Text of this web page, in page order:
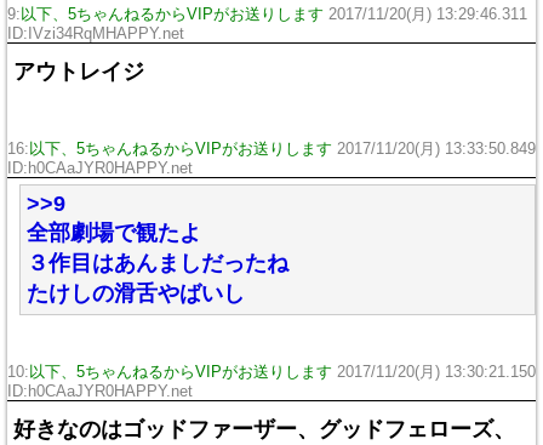
9: 以下、5ちゃんねるからVIPがお送りします 2017/11/20(月) 13:29:46.311
ID:IVzi34RqMHAPPY.net
アウトレイジ
16: 以下、5ちゃんねるからVIPがお送りします 2017/11/20(月) 13:33:50.849
ID:h0CAaJYR0HAPPY.net
>>9
全部劇場で観たよ
３作目はあんましだったね
たけしの滑舌やばいし
10: 以下、5ちゃんねるからVIPがお送りします 2017/11/20(月) 13:30:21.150
ID:h0CAaJYR0HAPPY.net
好きなのはゴッドファーザー、グッドフェローズ、